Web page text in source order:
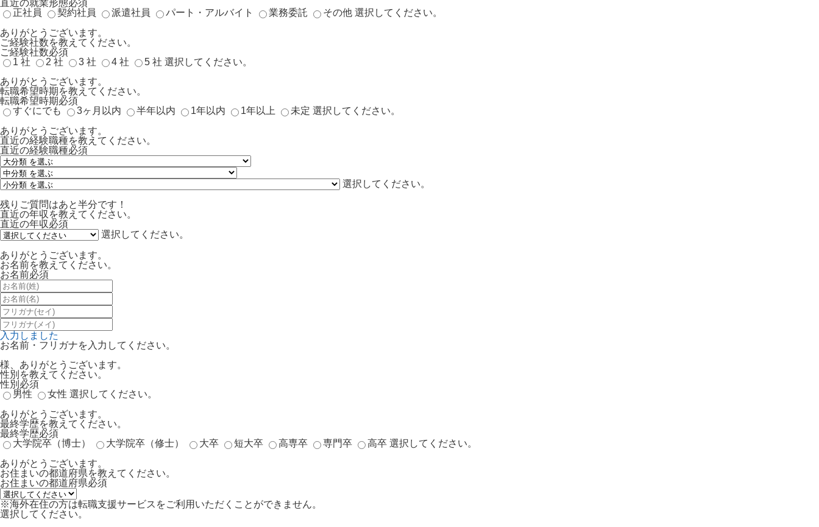
直近の就業形態必須
正社員
契約社員 派遣社員 パート・アルバイト 業務委託 その他 選択してください。
ありがとうございます。
ご経験社数を教えてください。
ご経験社数必須
1 社
2 社 3 社 4 社 5 社 選択してください。
ありがとうございます。
転職希望時期を教えてください。
転職希望時期必須
すぐにでも
3ヶ月以内 半年以内 1年以内 1年以上 未定 選択してください。
ありがとうございます。
直近の経験職種を教えてください。
直近の経験職種必須
選択してください。
残りご質問はあと半分です！
直近の年収を教えてください。
直近の年収必須
選択してください。
ありがとうございます。
お名前を教えてください。
お名前必須
入力しました
お名前・フリガナを入力してください。
様、ありがとうございます。
性別を教えてください。
性別 必須
男性
女性 選択してください。
ありがとうございます。
最終学歴を教えてください。
最終学歴必須
大学院卒（博士）
大学院卒（修士） 大卒 短大卒 高専卒 専門卒 高卒 選択してください。
ありがとうございます。
お住まいの都道府県を教えてください。
お住まいの都道府県必須
※海外在住の方は転職支援サービスをご利用いただくことができません。
選択してください。